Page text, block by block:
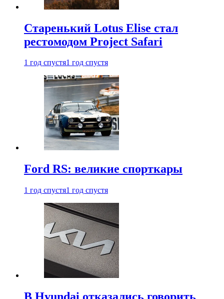
Старенький Lotus Elise стал
рестомодом Project Safari
1 год спустя1 год спустя
Ford RS: великие спорткары
1 год спустя1 год спустя